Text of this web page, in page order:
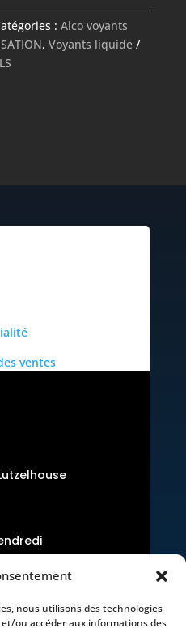
nous utilisons des technologies
ou accéder aux informations des
: Alco voyants
, Voyants liquide
ventes